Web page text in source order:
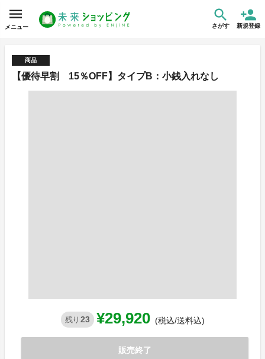
メニュー さがす 新規登録
商品
【優待早割 15％OFF】タイプB：小銭入れなし
残り 23 ¥29,920 (税込/送料込)
販売終了